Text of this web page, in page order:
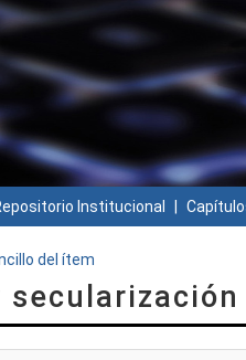
Institucional
del ítem